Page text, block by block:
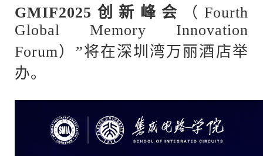
GMIF2025创新峰会
（ Fourth
Global Memory Innovation
Forum）”将在深圳湾万丽酒店举
办。